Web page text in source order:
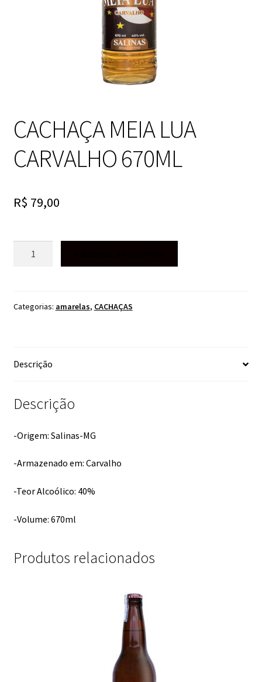
CACHAÇA MEIA LUA
CARVALHO 670ML
R$ 79,00
670ML
Categorias: amarelas, CACHAÇAS
Descrição
Descrição
-Origem: Salinas-MG
-Armazenado em: Carvalho
-Teor Alcoólico: 40%
-Volume: 670ml
Produtos relacionados